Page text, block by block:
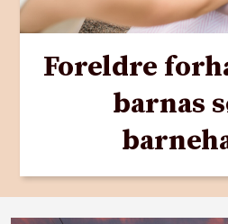
Foreldre
barnas